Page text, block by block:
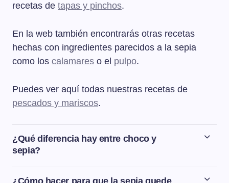
recetas de tapas y pinchos.
En la web también encontrarás otras recetas
hechas con ingredientes parecidos a la sepia
como los calamares o el pulpo.
Puedes ver aquí todas nuestras recetas de
pescados y mariscos.
¿Qué diferencia hay entre choco y
sepia?
La sepia, el choco y la jibia son el mismo animal. La
principal diferencia en el nombre es por el tamaño, se